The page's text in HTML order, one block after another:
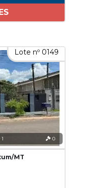
Lote nº 0149
1 0
MT